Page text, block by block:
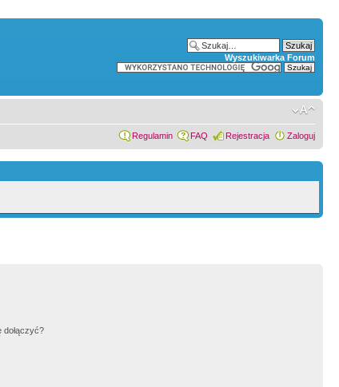
Wyszukiwarka Forum
Regulamin FAQ Rejestracja Zaloguj